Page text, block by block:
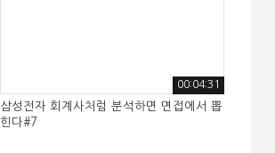
삼성전자 회계사처럼 분석하면
면접에서 뽑힌다#8
이항수 회계사 강사
00:04:31
삼성전자 회계사처럼 분석하면 면접에서 뽑
힌다#7